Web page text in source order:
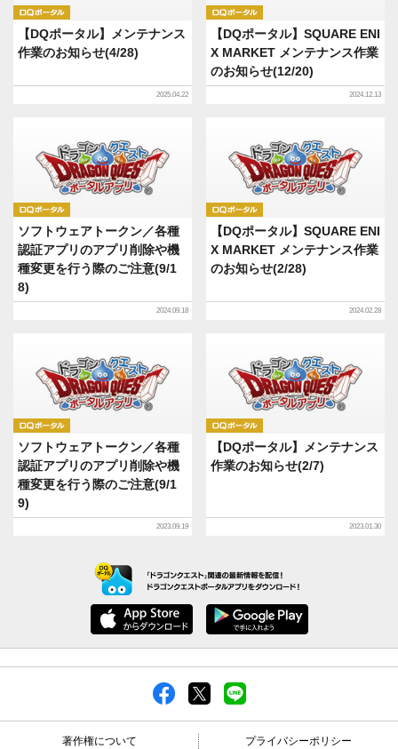
【DQポータル】メンテナンス
作業のお知らせ(4/28)
2025.04.22
【DQポータル】SQUARE ENI
X MARKET メンテナンス作業
のお知らせ(12/20)
2024.12.13
ソフトウェアトークン／各種
認証アプリのアプリ削除や機
種変更を行う際のご注意(9/1
8)
2024.09.18
【DQポータル】SQUARE ENI
X MARKET メンテナンス作業
のお知らせ(2/28)
2024.02.28
ソフトウェアトークン／各種
認証アプリのアプリ削除や機
種変更を行う際のご注意(9/1
9)
2023.09.19
【DQポータル】メンテナンス
作業のお知らせ(2/7)
2023.01.30
著作権について プライバシーポリシー